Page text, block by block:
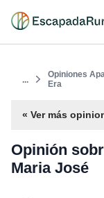
...
Opiniones
Era
« Ver más
Opinión
Maria José